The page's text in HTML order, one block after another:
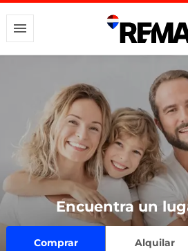
Encuentra un
Comprar Alquilar